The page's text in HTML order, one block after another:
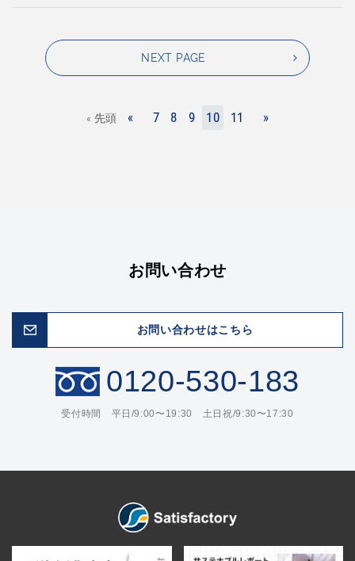
NEXT PAGE
« 先頭 « 7 8 9 10 11 »
お問い合わせ
お問い合わせはこちら
0120-530-183
受付時間 平日/9:00〜19:30 土日祝/9:30〜17:30